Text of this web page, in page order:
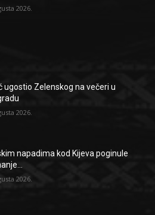
2026.
ugostio Zelenskog na večeri u
2026.
napadima kod Kijeva poginule
2026.